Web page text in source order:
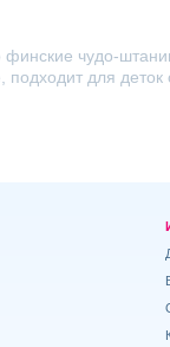
чудо-
для деток